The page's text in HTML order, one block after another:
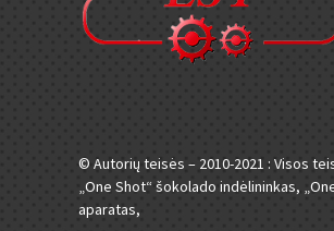
© Autorių teisės – 2010-2021 : Visos
„One Shot“ šokolado indėlininkas,
aparatas,